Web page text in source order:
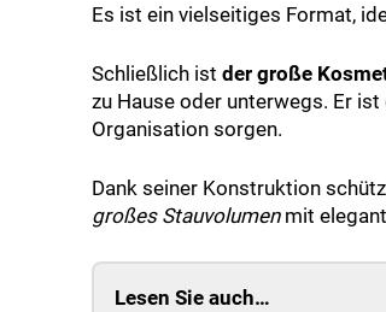
Es ist ein vielseitiges Format,
Schließlich ist der große
zu Hause oder unterwegs. Er
Organisation sorgen.
Dank seiner Konstruktion
großes Stauvolumenmit
Lesen Sie auch…